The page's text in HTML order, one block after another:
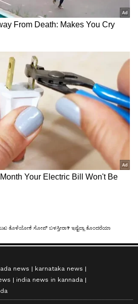
news
karnataka news
india news in kannada